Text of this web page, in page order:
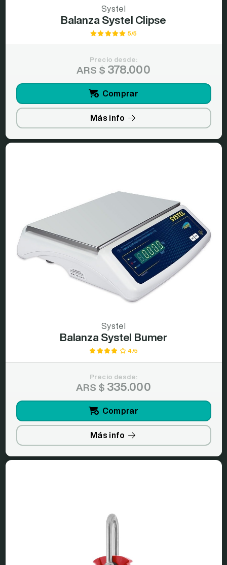
Systel
Balanza Systel Clipse
5/5
Precio desde:
ARS $ 378.000
Comprar
Más info
Systel
Balanza Systel Bumer
4/5
Precio desde:
ARS $ 335.000
Comprar
Más info